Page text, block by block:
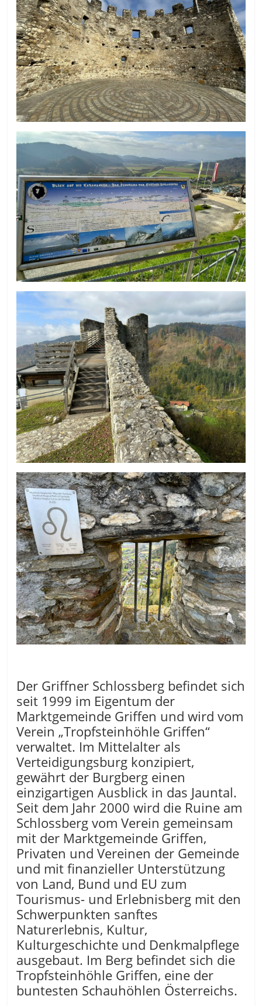
Der Griffner Schlossberg befindet sich
seit 1999 im Eigentum der
Marktgemeinde Griffen und wird vom
Verein „Tropfsteinhöhle Griffen“
verwaltet. Im Mittelalter als
Verteidigungsburg konzipiert,
gewährt der Burgberg einen
einzigartigen Ausblick in das Jauntal.
Seit dem Jahr 2000 wird die Ruine am
Schlossberg vom Verein gemeinsam
mit der Marktgemeinde Griffen,
Privaten und Vereinen der Gemeinde
und mit finanzieller Unterstützung
von Land, Bund und EU zum
Tourismus- und Erlebnisberg mit den
Schwerpunkten sanftes
Naturerlebnis, Kultur,
Kulturgeschichte und Denkmalpflege
ausgebaut. Im Berg befindet sich die
Tropfsteinhöhle Griffen, eine der
buntesten Schauhöhlen Österreichs.